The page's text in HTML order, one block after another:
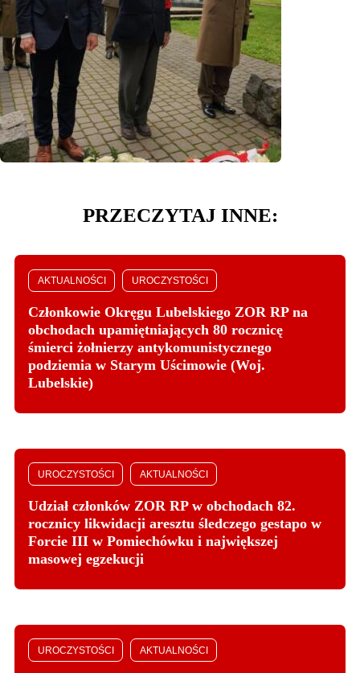
PRZECZYTAJ INNE:
AKTUALNOŚCI UROCZYSTOŚCI
Członkowie Okręgu Lubelskiego ZOR RP na
obchodach upamiętniających 80 rocznicę
śmierci żołnierzy antykomunistycznego
podziemia w Starym Uścimowie (Woj.
Lubelskie)
UROCZYSTOŚCI AKTUALNOŚCI
Udział członków ZOR RP w obchodach 82.
rocznicy likwidacji aresztu śledczego gestapo w
Forcie III w Pomiechówku i największej
masowej egzekucji
UROCZYSTOŚCI AKTUALNOŚCI